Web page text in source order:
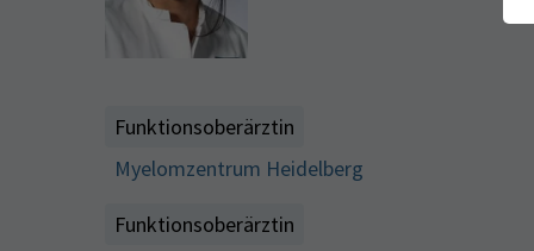
Funktionsoberärztin
Myelomzentrum Heidelberg
Funktionsoberärztin